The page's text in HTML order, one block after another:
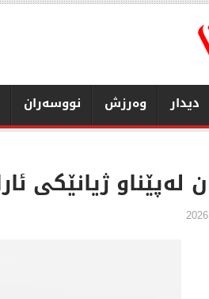
دیدار وەرزش نووسەران